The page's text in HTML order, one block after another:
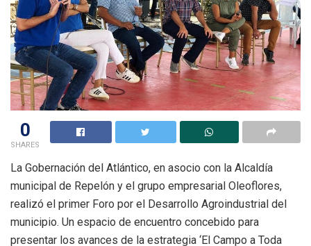
0
SHARES
La Gobernación del Atlántico, en asocio con la Alcaldía
municipal de Repelón y el grupo empresarial Oleoflores,
realizó el primer Foro por el Desarrollo Agroindustrial del
municipio. Un espacio de encuentro concebido para
presentar los avances de la estrategia ‘El Campo a Toda